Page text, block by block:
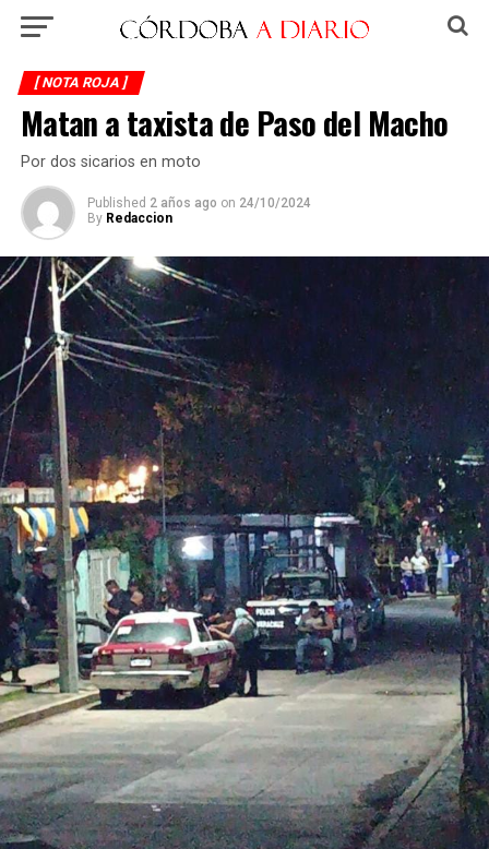
[ NOTA ROJA ]
Matan a taxista de Paso del Macho
Por dos sicarios en moto
Published 2 años ago on 24/10/2024
By Redaccion